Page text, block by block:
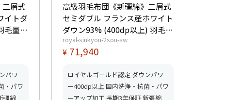
層式
イトダ
毛量
ク取
パワ
・パワ
彊綿
高級羽毛布団《新疆綿》二層式
セミダブル フランス産ホワイト
ダウン93% (400dp以上) 羽毛量
1.6kg 【5つ星ロイヤルゴールド
取得】【グッドふとんマーク取
royal-sinkyou-2sou-sw
¥ 71,940
ロイヤルゴールド認定 ダウンパワ
ー400dp以上 国内洗浄・抗菌・パワ
ーアップ加工 長期3年保証 新彊綿